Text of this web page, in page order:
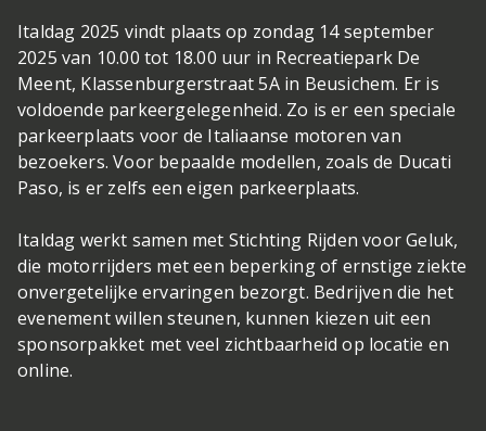
Italdag 2025 vindt plaats op zondag 14 september
2025 van 10.00 tot 18.00 uur in Recreatiepark De
Meent, Klassenburgerstraat 5A in Beusichem. Er is
voldoende parkeergelegenheid. Zo is er een speciale
parkeerplaats voor de Italiaanse motoren van
bezoekers. Voor bepaalde modellen, zoals de Ducati
Paso, is er zelfs een eigen parkeerplaats.
Italdag werkt samen met Stichting Rijden voor Geluk,
die motorrijders met een beperking of ernstige ziekte
onvergetelijke ervaringen bezorgt. Bedrijven die het
evenement willen steunen, kunnen kiezen uit een
sponsorpakket met veel zichtbaarheid op locatie en
online.